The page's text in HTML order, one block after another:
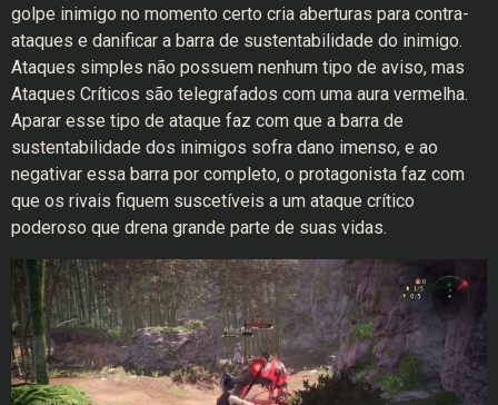
golpe inimigo no momento certo cria aberturas para contra-
ataques e danificar a barra de sustentabilidade do inimigo.
Ataques simples não possuem nenhum tipo de aviso, mas
Ataques Críticos são telegrafados com uma aura vermelha.
Aparar esse tipo de ataque faz com que a barra de
sustentabilidade dos inimigos sofra dano imenso, e ao
negativar essa barra por completo, o protagonista faz com
que os rivais fiquem suscetíveis a um ataque crítico
poderoso que drena grande parte de suas vidas.